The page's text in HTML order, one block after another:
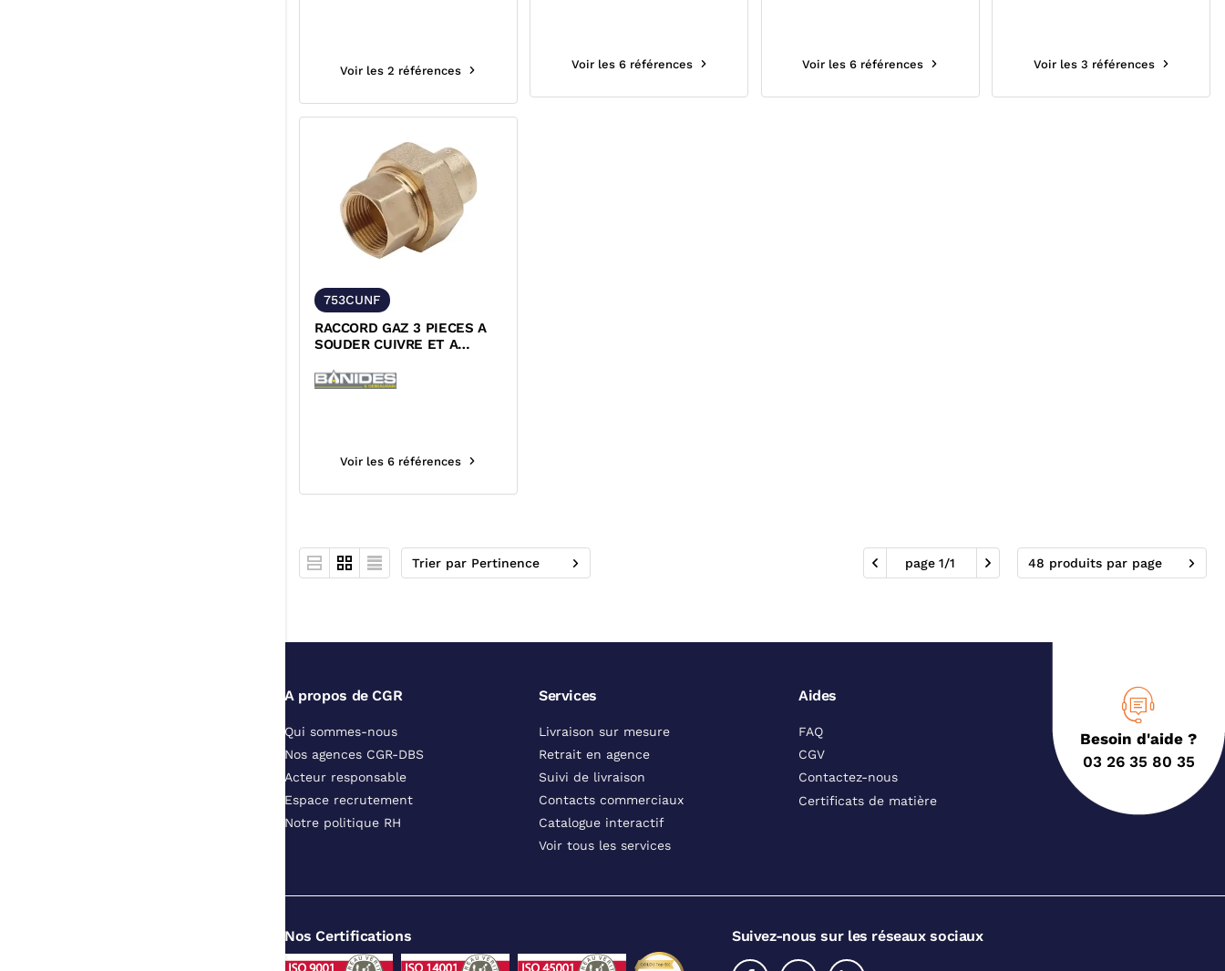
Voir les 2 références Voir les 6 références Voir les 6 références Voir les 3 références
753CUNF
RACCORD GAZ 3 PIECES A
SOUDER CUIVRE ET A
NF
Voir les 6 références
Trier par Pertinence page 1/1 48 produits par page
Besoin d'aide ?
03 26 35 80 35
A propos de CGR
Qui sommes-nous
Nos agences CGR-DBS
Acteur responsable
Espace recrutement
Notre politique RH
Services
Livraison sur mesure
Retrait en agence
Suivi de livraison
Contacts commerciaux
Catalogue interactif
Voir tous les services
Aides
FAQ
CGV
Contactez-nous
Certificats de matière
Nos Certifications Suivez-nous sur les réseaux sociaux